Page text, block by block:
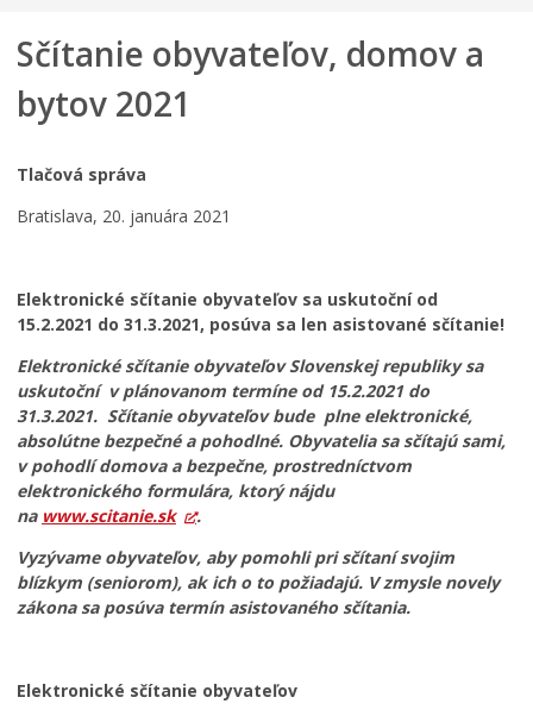
Hlavný kontrolór mesta
Mestské zastupiteľstvo
VOĽBY DO NÁRODNEJ RADY SLOVENSKEJ REPUBLIKY 2023
Voľby pred rokom 2022
VOĽBY 2022
REFERENDUM 2023
VOĽBY PREZIDENTA SLOVENSKEJ REPUBLIKY 2024
VOĽBY DO EURÓPSKEHO PARLAMENTU 2024
REFERENDUM 2026
VOĽBY 2026
Všeobecne záväzné nariadenia
Územné plánovanie
Rozpočet mesta
Sčítanie obyvateľov, domov a
bytov 2021
Tlačová správa
Bratislava, 20. januára 2021
Elektronické sčítanie obyvateľov sa uskutoční od
15.2.2021 do 31.3.2021, posúva sa len asistované sčítanie!
Elektronické sčítanie obyvateľov Slovenskej republiky sa
uskutoční v plánovanom termíne od 15.2.2021 do
31.3.2021. Sčítanie obyvateľov bude plne elektronické,
absolútne bezpečné a pohodlné. Obyvatelia sa sčítajú sami,
v pohodlí domova a bezpečne, prostredníctvom
elektronického formulára, ktorý nájdu
na www.scitanie.sk
.
Vyzývame obyvateľov, abypomohli pri sčítaní svojim
blízkym (seniorom), ak ich o to požiadajú. V zmysle novely
zákona sa posúva termín asistovaného sčítania.
Elektronické sčítanie obyvateľov